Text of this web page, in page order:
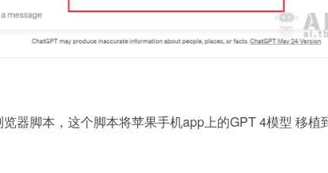
器脚本，这个脚本将苹果手机app上的GPT 4模型 移